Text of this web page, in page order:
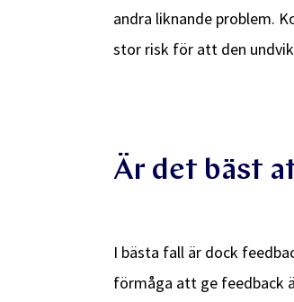
andra liknande problem.
stor risk för att den
Är det bäst
I bästa fall är dock
förmåga att ge feedback